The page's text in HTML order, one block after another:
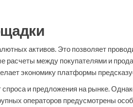
активов. Это позволяет
между покупателями и
экономику платформы
и предложения на рынке.
операторов предусмотрены